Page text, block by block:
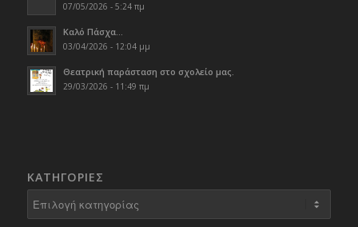
07/05/2026 - 5:24 πμ
Καλό Πάσχα…
03/04/2026 - 12:04 μμ
Θεατρική παράσταση στο σχολείο μας.
29/03/2026 - 11:49 πμ
KΑΤΗΓΟΡΊΕΣ